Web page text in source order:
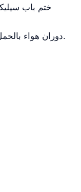
ختم باب
دوران هواء بالحمل الحراري الطبيعي لتحسين الأداء.